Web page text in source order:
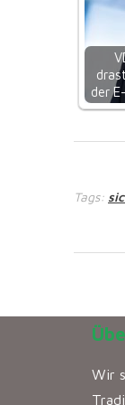
der
Tags:
Wir